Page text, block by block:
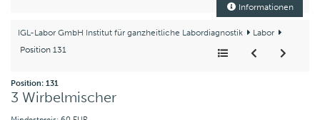
Informationen
IGL-Labor GmbH Institut für ganzheitliche Labordiagnostik
Labor
Position 131
Position: 131
3 Wirbelmischer